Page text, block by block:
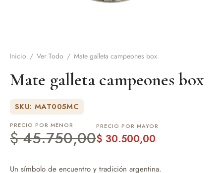
Inicio / Ver Todo / Mate galleta campeones box
Mate galleta campeones box
SKU: MAT005MC
PRECIO POR MENOR
$45.750,00
PRECIO POR MAYOR
$ 30.500,00
Un símbolo de encuentro y tradición argentina.
y accesorios